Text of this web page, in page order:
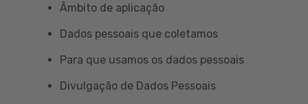
Âmbito de aplicação
Dados pessoais que coletamos
Para que usamos os dados pessoais
Divulgação de Dados Pessoais